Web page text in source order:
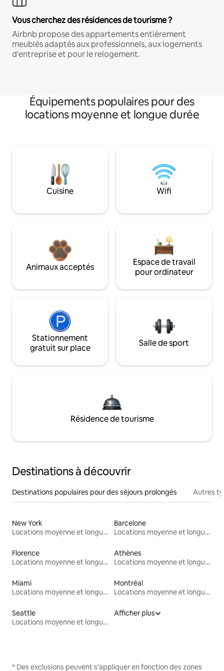
Vous cherchez des résidences de tourisme ?
Airbnb propose des appartements entièrement
meublés adaptés aux professionnels, aux logements
d'entreprise et pour le relogement.
Équipements populaires pour des
locations moyenne et longue durée
Cuisine Wifi
Animaux acceptés
Espace de travail
pour ordinateur
Stationnement
gratuit sur place
Salle de sport
Résidence de tourisme
Destinations à découvrir
Destinations populaires pour des séjours prolongés Autres
New York
Locations moyenne et longue durée
Barcelone
Locations moyenne et longue durée
Florence
Locations moyenne et longue durée
Athènes
Locations moyenne et longue durée
Miami
Locations moyenne et longue durée
Montréal
Locations moyenne et longue durée
Seattle
Locations moyenne et longue durée
Afficher plus
* Des exclusions peuvent s'appliquer en fonction des zones